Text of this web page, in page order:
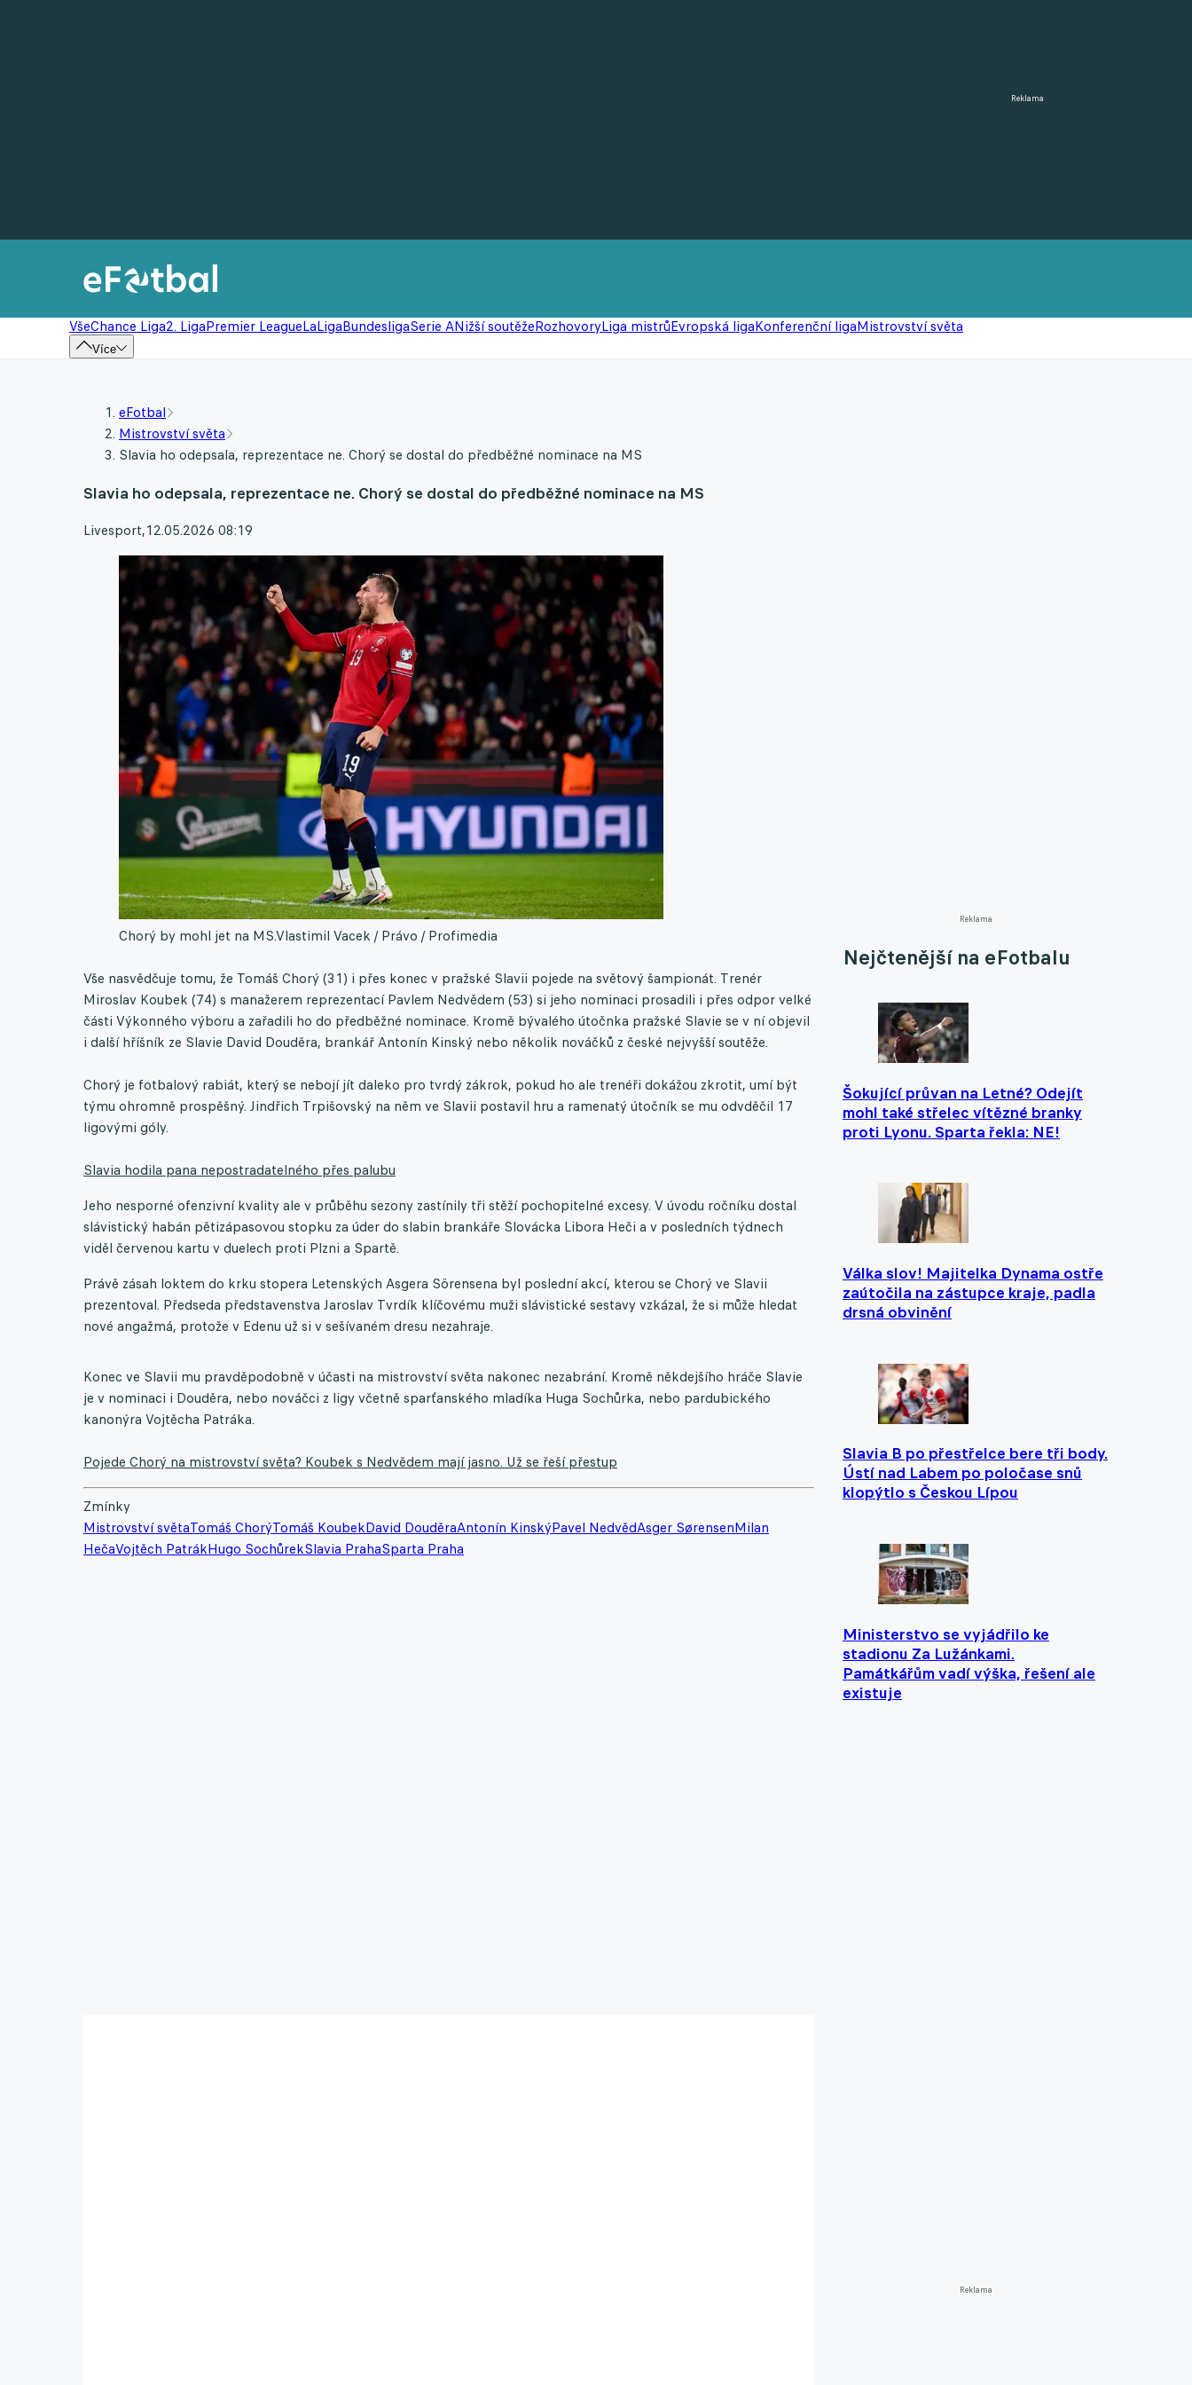
Reklama
VšeChance Liga2. LigaPremier LeagueLaLigaBundesligaSerie ANižší soutěžeRozhovoryLiga mistrůEvropská ligaKonferenční ligaMistrovství světa
Více
Reklama
Nejčtenější na eFotbalu
Šokující průvan na Letné? Odejít
mohl také střelec vítězné branky
proti Lyonu. Sparta řekla: NE!
Válka slov! Majitelka Dynama ostře
zaútočila na zástupce kraje, padla
drsná obvinění
Slavia B po přestřelce bere tři body.
Ústí nad Labem po poločase snů
klopýtlo s Českou Lípou
Ministerstvo se vyjádřilo ke
stadionu Za Lužánkami.
Památkářům vadí výška, řešení ale
existuje
Reklama
eFotbal
Mistrovství světa
Slavia ho odepsala, reprezentace ne. Chorý se dostal do předběžné nominace na MS
Slavia ho odepsala, reprezentace ne. Chorý se dostal do předběžné nominace na MS
Livesport,12.05.2026 08:19
Chorý by mohl jet na MS.Vlastimil Vacek / Právo / Profimedia
Vše nasvědčuje tomu, že Tomáš Chorý (31) i přes konec v pražské Slavii pojede na světový šampionát. Trenér
Miroslav Koubek (74) s manažerem reprezentací Pavlem Nedvědem (53) si jeho nominaci prosadili i přes odpor velké
části Výkonného výboru a zařadili ho do předběžné nominace. Kromě bývalého útočnka pražské Slavie se v ní objevil
i další hříšník ze Slavie David Douděra, brankář Antonín Kinský nebo několik nováčků z české nejvyšší soutěže.
Chorý je fotbalový rabiát, který se nebojí jít daleko pro tvrdý zákrok, pokud ho ale trenéři dokážou zkrotit, umí být
týmu ohromně prospěšný. Jindřich Trpišovský na něm ve Slavii postavil hru a ramenatý útočník se mu odvděčil 17
ligovými góly.
Slavia hodila pana nepostradatelného přes palubu
Jeho nesporné ofenzivní kvality ale v průběhu sezony zastínily tři stěží pochopitelné excesy. V úvodu ročníku dostal
slávistický habán pětizápasovou stopku za úder do slabin brankáře Slovácka Libora Heči a v posledních týdnech
viděl červenou kartu v duelech proti Plzni a Spartě.
Právě zásah loktem do krku stopera Letenských Asgera Sörensena byl poslední akcí, kterou se Chorý ve Slavii
prezentoval. Předseda představenstva Jaroslav Tvrdík klíčovému muži slávistické sestavy vzkázal, že si může hledat
nové angažmá, protože v Edenu už si v sešívaném dresu nezahraje.
Konec ve Slavii mu pravděpodobně v účasti na mistrovství světa nakonec nezabrání. Kromě někdejšího hráče Slavie
je v nominaci i Douděra, nebo nováčci z ligy včetně sparťanského mladíka Huga Sochůrka, nebo pardubického
kanonýra Vojtěcha Patráka.
Pojede Chorý na mistrovství světa? Koubek s Nedvědem mají jasno. Už se řeší přestup
Zmínky
Mistrovství světaTomáš ChorýTomáš KoubekDavid DouděraAntonín KinskýPavel NedvědAsger SørensenMilan
HečaVojtěch PatrákHugo SochůrekSlavia PrahaSparta Praha